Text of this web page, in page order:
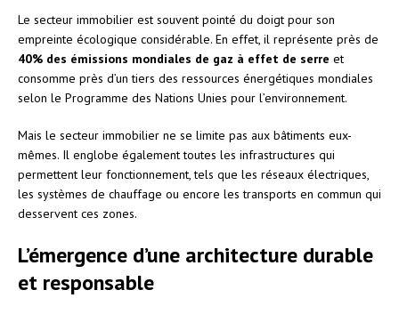
Le secteur immobilier est souvent pointé du doigt pour son
empreinte écologique considérable. En effet, il représente près de
40% des émissions mondiales de gaz à effet de serre et
consomme près d’un tiers des ressources énergétiques mondiales
selon le Programme des Nations Unies pour l’environnement.
Mais le secteur immobilier ne se limite pas aux bâtiments eux-
mêmes. Il englobe également toutes les infrastructures qui
permettent leur fonctionnement, tels que les réseaux électriques,
les systèmes de chauffage ou encore les transports en commun qui
desservent ces zones.
L’émergence d’une architecture durable
et responsable